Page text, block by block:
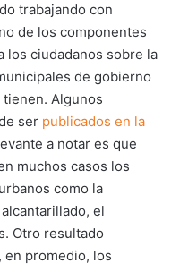
trabajando con
de los componentes
los ciudadanos sobre la
de gobierno
Algunos
ser publicados en la
a notar es que
muchos casos los
como la
el
Otro resultado
en promedio, los